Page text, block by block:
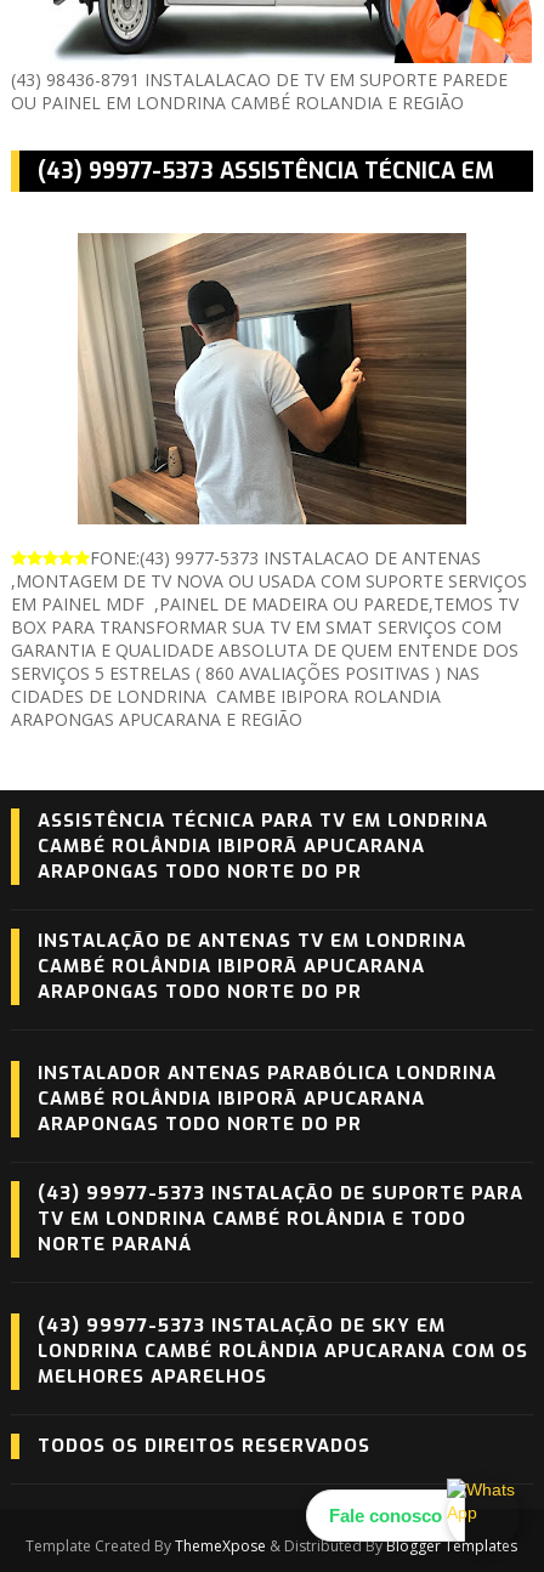
Fale conosco
(43) 98436-8791 INSTALALACAO DE TV EM SUPORTE PAREDE
OU PAINEL EM LONDRINA CAMBÉ ROLANDIA E REGIÃO
(43) 99977-5373 ASSISTÊNCIA TÉCNICA EM
LONDRINA CAMBÉ ROLÂNDIA
FONE:(43) 9977-5373 INSTALACAO DE ANTENAS
,MONTAGEM DE TV NOVA OU USADA COM SUPORTE SERVIÇOS
EM PAINEL MDF ,PAINEL DE MADEIRA OU PAREDE,TEMOS TV
BOX PARA TRANSFORMAR SUA TV EM SMAT SERVIÇOS COM
GARANTIA E QUALIDADE ABSOLUTA DE QUEM ENTENDE DOS
SERVIÇOS 5 ESTRELAS ( 860 AVALIAÇÕES POSITIVAS ) NAS
CIDADES DE LONDRINA CAMBE IBIPORA ROLANDIA
ARAPONGAS APUCARANA E REGIÃO
ASSISTÊNCIA TÉCNICA PARA TV EM LONDRINA
CAMBÉ ROLÂNDIA IBIPORÃ APUCARANA
ARAPONGAS TODO NORTE DO PR
INSTALAÇÃO DE ANTENAS TV EM LONDRINA
CAMBÉ ROLÂNDIA IBIPORÃ APUCARANA
ARAPONGAS TODO NORTE DO PR
INSTALADOR ANTENAS PARABÓLICA LONDRINA
CAMBÉ ROLÂNDIA IBIPORÃ APUCARANA
ARAPONGAS TODO NORTE DO PR
(43) 99977-5373 INSTALAÇÃO DE SUPORTE PARA
TV EM LONDRINA CAMBÉ ROLÂNDIA E TODO
NORTE PARANÁ
(43) 99977-5373 INSTALAÇÃO DE SKY EM
LONDRINA CAMBÉ ROLÂNDIA APUCARANA COM OS
MELHORES APARELHOS
TODOS OS DIREITOS RESERVADOS
Template Created ByThemeXpose & Distributed ByBlogger Templates